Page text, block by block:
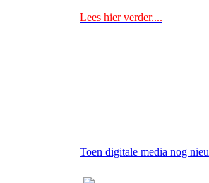
Lees hier verder....
Toen digitale media nog